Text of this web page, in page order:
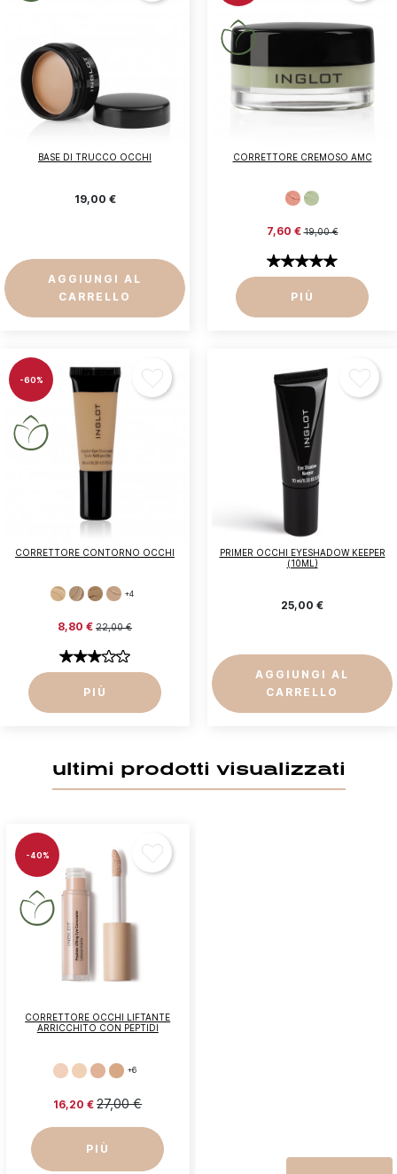
BASE DI TRUCCO OCCHI
19,00 €
AGGIUNGI AL
CARRELLO
CORRETTORE CREMOSO AMC
7,60 €19,00 €
PIÙ
CORRETTORE CONTORNO OCCHI
+4
8,80 € 22,00 €
PIÙ
-60%
PRIMER OCCHI EYESHADOW KEEPER
(10ML)
25,00 €
AGGIUNGI AL
CARRELLO
ultimi prodotti visualizzati
CORRETTORE OCCHI LIFTANTE
ARRICCHITO CON PEPTIDI
+6
16,20 € 27,00 €
PIÙ
-40%
Devi essere loggato per salvare prodotti nella tua
lista dei desideri.